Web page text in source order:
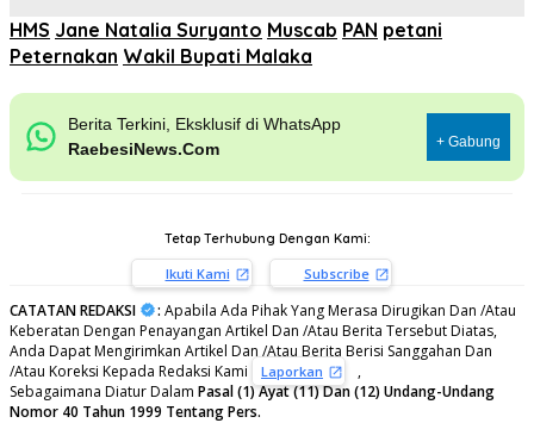
HMS Jane Natalia Suryanto Muscab PAN petani
Peternakan Wakil Bupati Malaka
Berita Terkini, Eksklusif di WhatsApp
RaebesiNews.Com
+ Gabung
Tetap Terhubung Dengan Kami:
Ikuti Kami Subscribe
CATATAN REDAKSI : Apabila Ada Pihak Yang Merasa Dirugikan Dan /Atau
Keberatan Dengan Penayangan Artikel Dan /Atau Berita Tersebut Diatas,
Anda Dapat Mengirimkan Artikel Dan /Atau Berita Berisi Sanggahan Dan
/Atau Koreksi Kepada Redaksi Kami
Laporkan
,
Sebagaimana Diatur Dalam Pasal (1) Ayat (11) Dan (12) Undang-Undang
Nomor 40 Tahun 1999 Tentang Pers.